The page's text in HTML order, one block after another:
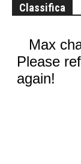
Classifica